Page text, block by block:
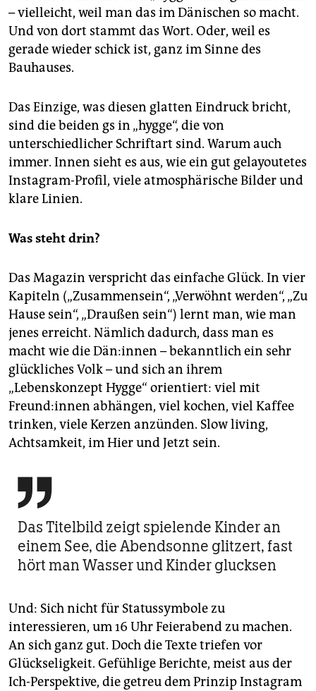
– vielleicht, weil man das im Dänischen so macht.
Und von dort stammt das Wort. Oder, weil es
gerade wieder schick ist, ganz im Sinne des
Bauhauses.
Das Einzige, was diesen glatten Eindruck bricht,
sind die beiden gs in „hygge“, die von
unterschiedlicher Schriftart sind. Warum auch
immer. Innen sieht es aus, wie ein gut gelayoutetes
Instagram-Profil, viele atmosphärische Bilder und
klare Linien.
Was steht drin?
Das Magazin verspricht das einfache Glück. In vier
Kapiteln („Zusammensein“, „Verwöhnt werden“, „Zu
Hause sein“, „Draußen sein“) lernt man, wie man
jenes erreicht. Nämlich dadurch, dass man es
macht wie die Dän:innen – bekanntlich ein sehr
glückliches Volk – und sich an ihrem
„Lebenskonzept Hygge“ orientiert: viel mit
Freund:innen abhängen, viel kochen, viel Kaffee
trinken, viele Kerzen anzünden. Slow ­living,
Achtsamkeit, im Hier und Jetzt sein.

Das Titelbild zeigt spielende Kinder an
einem See, die Abendsonne glitzert, fast
hört man Wasser und Kinder glucksen
Und: Sich nicht für Statussymbole zu
interessieren, um 16 Uhr Feierabend zu machen.
An sich ganz gut. Doch die Texte triefen vor
Glückseligkeit. Gefühlige Berichte, meist aus der
Ich-Perspektive, die getreu dem Prinzip Instagram